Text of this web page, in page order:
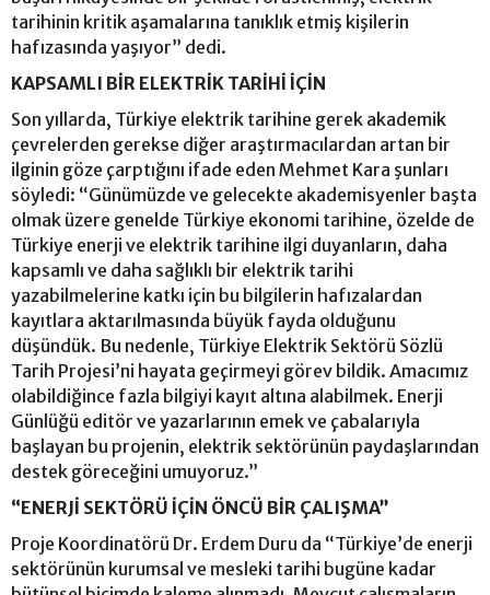
tarihinin kritik aşamalarına tanıklık etmiş kişilerin
hafızasında yaşıyor” dedi.
KAPSAMLI BİR ELEKTRİK TARİHİ İÇİN
Son yıllarda, Türkiye elektrik tarihine gerek akademik
çevrelerden gerekse diğer araştırmacılardan artan bir
ilginin göze çarptığını ifade eden Mehmet Kara şunları
söyledi: “Günümüzde ve gelecekte akademisyenler başta
olmak üzere genelde Türkiye ekonomi tarihine, özelde de
Türkiye enerji ve elektrik tarihine ilgi duyanların, daha
kapsamlı ve daha sağlıklı bir elektrik tarihi
yazabilmelerine katkı için bu bilgilerin hafızalardan
kayıtlara aktarılmasında büyük fayda olduğunu
düşündük. Bu nedenle, Türkiye Elektrik Sektörü Sözlü
Tarih Projesi’ni hayata geçirmeyi görev bildik. Amacımız
olabildiğince fazla bilgiyi kayıt altına alabilmek. Enerji
Günlüğü editör ve yazarlarının emek ve çabalarıyla
başlayan bu projenin, elektrik sektörünün paydaşlarından
destek göreceğini umuyoruz.”
“ENERJİ SEKTÖRÜ İÇİN ÖNCÜ BİR ÇALIŞMA”
Proje Koordinatörü Dr. Erdem Duru da “Türkiye’de enerji
sektörünün kurumsal ve mesleki tarihi bugüne kadar